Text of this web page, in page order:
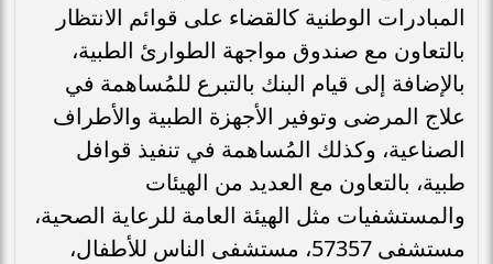
المبادرات الوطنية كالقضاء على قوائم الانتظار
بالتعاون مع صندوق مواجهة الطوارئ الطبية،
بالإضافة إلى قيام البنك بالتبرع للمُساهمة في
علاج المرضى وتوفير الأجهزة الطبية والأطراف
الصناعية، وكذلك المُساهمة في تنفيذ قوافل
طبية، بالتعاون مع العديد من الهيئات
والمستشفيات مثل الهيئة العامة للرعاية الصحية،
مستشفى 57357، مستشفى الناس للأطفال،